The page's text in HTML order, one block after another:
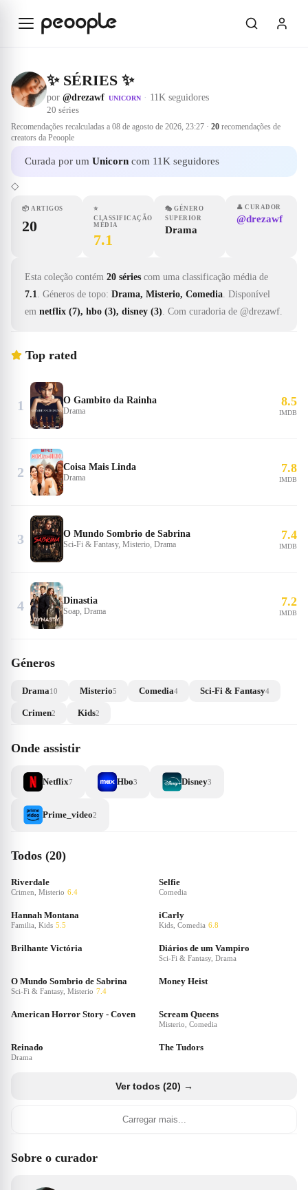
✨ SÉRIES ✨
por @drezawf UNICORN · 11K seguidores
20 séries
Recomendações recalculadas a 08 de agosto de 2026, 23:27 · 20 recomendações de
creators da Peoople
Curada por um Unicorn com 11K seguidores
◇
📦 ARTIGOS
20
⭐
CLASSIFICAÇÃO
MÉDIA
7.1
🎭 GÉNERO
SUPERIOR
Drama
👤 CURADOR
@drezawf
Esta coleção contém 20 séries com uma classificação média de
7.1. Géneros de topo: Drama, Misterio, Comedia. Disponível
em netflix (7), hbo (3), disney (3). Com curadoria de @drezawf.
Top rated
1 O Gambito da Rainha
Drama
8.5
IMDB
2 Coisa Mais Linda
Drama
7.8
IMDB
3 O Mundo Sombrio de Sabrina
Sci-Fi & Fantasy, Misterio, Drama
7.4
IMDB
4 Dinastia
Soap, Drama
7.2
IMDB
Géneros
Drama10 Misterio5 Comedia4 Sci-Fi & Fantasy4
Crimen2 Kids2
Onde assistir
Netflix7 Hbo3 Disney3
Prime_video2
Todos (20)
Riverdale
Crimen, Misterio 6.4
Selfie
Comedia
Hannah Montana
Familia, Kids 5.5
iCarly
Kids, Comedia 6.8
Brilhante Victória Diários de um Vampiro
Sci-Fi & Fantasy, Drama
O Mundo Sombrio de Sabrina
Sci-Fi & Fantasy, Misterio 7.4
Money Heist
American Horror Story - Coven Scream Queens
Misterio, Comedia
Reinado
Drama
The Tudors
Ver todos (20) →
Carregar mais...
Sobre o curador